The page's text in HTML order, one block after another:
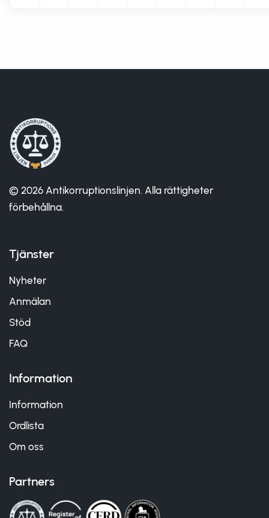
© 2026 Antikorruptionslinjen. Alla rättigheter
förbehållna.
Tjänster
Nyheter
Anmälan
Stöd
FAQ
Information
Information
Ordlista
Om oss
Partners